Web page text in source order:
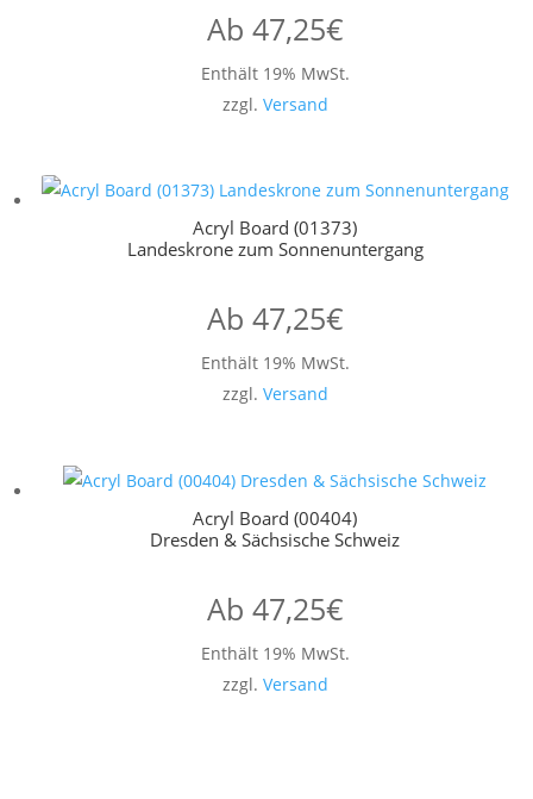
Ab 47,25€
Enthält 19% MwSt.
zzgl. Versand
Acryl Board (01373)
Landeskrone zum Sonnenuntergang
Ab 47,25€
Enthält 19% MwSt.
zzgl. Versand
Acryl Board (00404)
Dresden & Sächsische Schweiz
Ab 47,25€
Enthält 19% MwSt.
zzgl. Versand